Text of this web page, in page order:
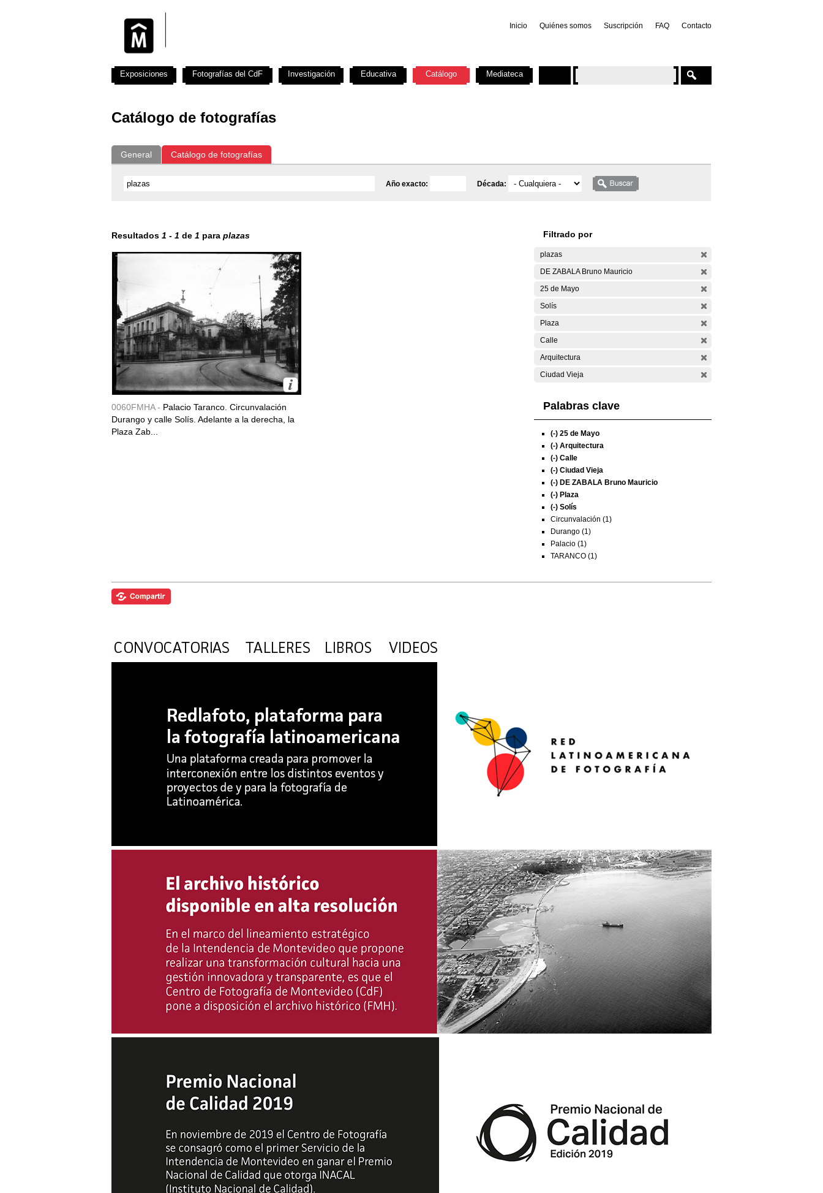
Inicio Quiénes somos Suscripción FAQ Contacto
Catálogo de fotografías
General Catálogo de fotografías
Año exacto: Década:
Resultados 1 - 1 de 1 para plazas
0060FMHA - Palacio Taranco. Circunvalación
Durango y calle Solís. Adelante a la derecha, la
Plaza Zab...
Filtrado por
plazas
DE ZABALA Bruno Mauricio
25 de Mayo
Solís
Plaza
Calle
Arquitectura
Ciudad Vieja
Palabras clave
(-) 25 de Mayo
(-) Arquitectura
(-) Calle
(-) Ciudad Vieja
(-) DE ZABALA Bruno Mauricio
(-) Plaza
(-) Solís
Circunvalación (1)
Durango (1)
Palacio (1)
TARANCO (1)
Exposiciones Fotografías del CdF Investigación Educativa Catálogo Mediateca